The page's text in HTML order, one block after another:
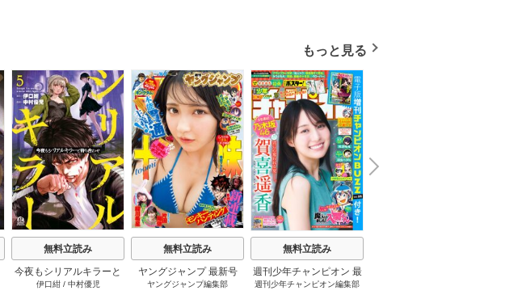
もっと見る
無料立読み
今夜もシリアルキラーと
待ち合わせ 5巻
伊口紺/ 中村優児
無料立読み
ヤングジャンプ 最新号
ヤングジャンプ編集部
無料立読み
週刊少年チャンピオン 最
新号
週刊少年チャンピオン編集部
N
e
x
t